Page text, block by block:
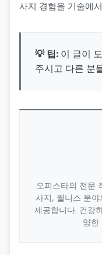
사지 경험을 기술에
💡 팁: 이 글이
주시고 다른 분
오피스타의 전문
사지, 웰니스 분
제공합니다. 건강
양한